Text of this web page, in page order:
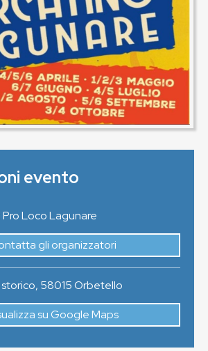
evento
: Pro Loco Lagunare
gli organizzatori
, 58015Orbetello
su Google Maps